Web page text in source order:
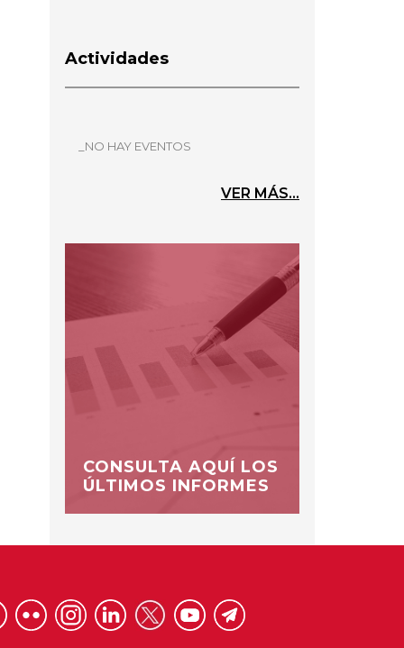
Actividades
_NO HAY EVENTOS
VER MÁS...
CONSULTA AQUÍ LOS
ÚLTIMOS INFORMES